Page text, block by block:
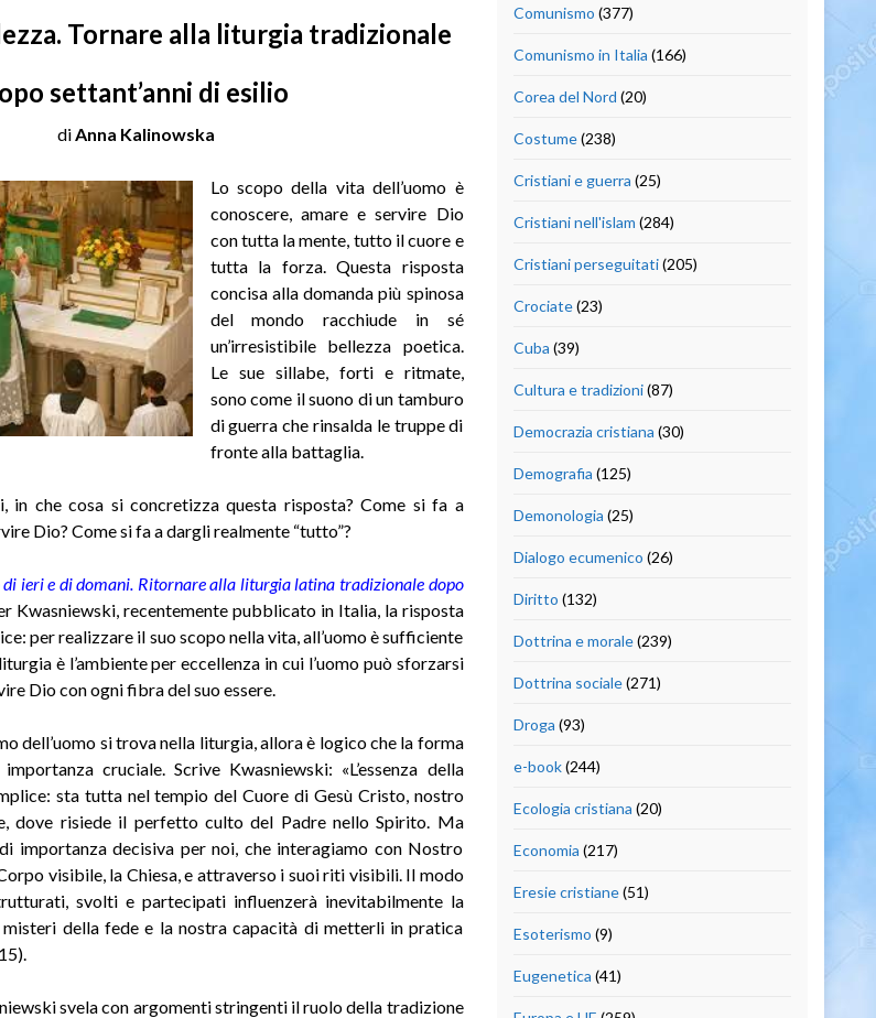
Tornare alla liturgia tradizionale
settant’anni di esilio
di Anna Kalinowska
Lo scopo della vita dell’uomo è
conoscere, amare e servire Dio
con tutta la mente, tutto il cuore e
tutta la forza. Questa risposta
concisa alla domanda più spinosa
del mondo racchiude in sé
un’irresistibile bellezza poetica.
Le sue sillabe, forti e ritmate,
sono come il suono di un tamburo
di guerra che rinsalda le truppe di
fronte alla battaglia.
in che cosa si concretizza questa risposta? Come si fa a
Dio? Come si fa a dargli realmente “tutto”?
ieri e di domani. Ritornare alla liturgia latina tradizionale dopo
Kwasniewski, recentemente pubblicato in Italia, la risposta
per realizzare il suo scopo nella vita, all’uomo è sufficiente
è l’ambiente per eccellenza in cui l’uomo può sforzarsi
Dio con ogni fibra del suo essere.
dell’uomo si trova nella liturgia, allora è logico che la forma
cruciale. Scrive Kwasniewski: «L’essenza della
sta tutta nel tempio del Cuore di Gesù Cristo, nostro
dove risiede il perfetto culto del Padre nello Spirito. Ma
importanza decisiva per noi, che interagiamo con Nostro
visibile, la Chiesa, e attraverso i suoi riti visibili. Il modo
svolti e partecipati influenzerà inevitabilmente la
misteri della fede e la nostra capacità di metterli in pratica
.
svela con argomenti stringenti il ruolo della tradizione
Comunismo (377)
Comunismo in Italia (166)
Corea del Nord (20)
Costume(238)
Cristiani e guerra (25)
Cristiani nell'islam (284)
Cristiani perseguitati(205)
Crociate(23)
Cuba (39)
Cultura e tradizioni(87)
Democrazia cristiana (30)
Demografia (125)
Demonologia (25)
Dialogo ecumenico (26)
Diritto (132)
Dottrina e morale(239)
Dottrina sociale(271)
Droga (93)
e-book(244)
Ecologia cristiana (20)
Economia (217)
Eresie cristiane(51)
Esoterismo (9)
Eugenetica (41)